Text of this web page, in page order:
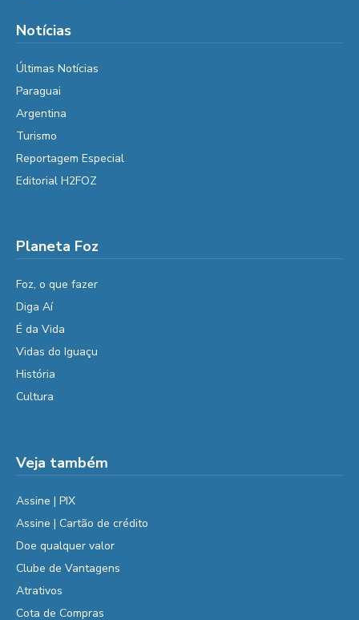
Notícias
Últimas Notícias
Paraguai
Argentina
Turismo
Reportagem Especial
Editorial H2FOZ
Planeta Foz
Foz, o que fazer
Diga Aí
É da Vida
Vidas do Iguaçu
História
Cultura
Veja também
Assine | PIX
Assine | Cartão de crédito
Doe qualquer valor
Clube de Vantagens
Atrativos
Cota de Compras